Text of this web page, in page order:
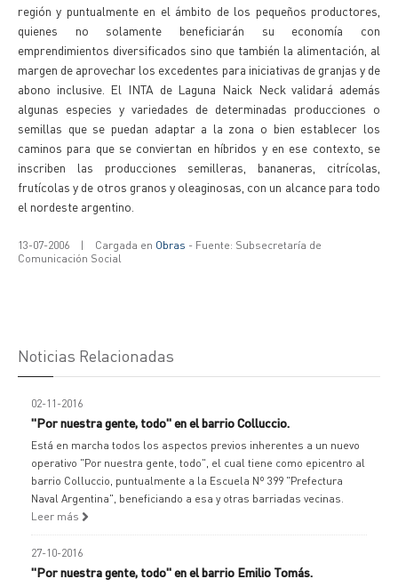
región y puntualmente en el ámbito de los pequeños productores,
quienes no solamente beneficiarán su economía con
emprendimientos diversificados sino que también la alimentación, al
margen de aprovechar los excedentes para iniciativas de granjas y de
abono inclusive. El INTA de Laguna Naick Neck validará además
algunas especies y variedades de determinadas producciones o
semillas que se puedan adaptar a la zona o bien establecer los
caminos para que se conviertan en híbridos y en ese contexto, se
inscriben las producciones semilleras, bananeras, citrícolas,
frutícolas y de otros granos y oleaginosas, con un alcance para todo
el nordeste argentino.
13-07-2006 | Cargada en Obras - Fuente: Subsecretaría de
Comunicación Social
Noticias Relacionadas
02-11-2016
"Por nuestra gente, todo" en el barrio Colluccio.
Está en marcha todos los aspectos previos inherentes a un nuevo
operativo "Por nuestra gente, todo", el cual tiene como epicentro al
barrio Colluccio, puntualmente a la Escuela Nº 399 "Prefectura
Naval Argentina", beneficiando a esa y otras barriadas vecinas.
Leer más
27-10-2016
"Por nuestra gente, todo" en el barrio Emilio Tomás.